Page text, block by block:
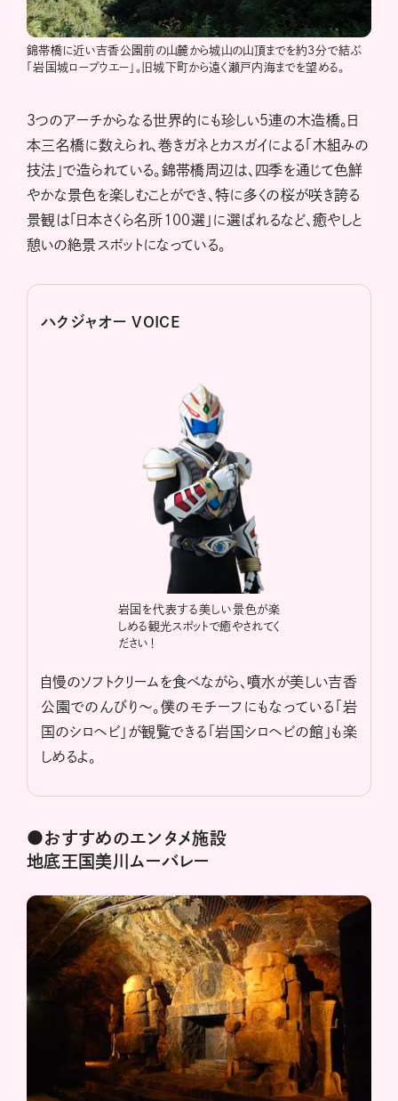
錦帯橋に近い吉香公園前の山麓から城山の山頂までを約3分で結ぶ
「岩国城ロープウエー」。旧城下町から遠く瀬戸内海までを望める。
3つのアーチからなる世界的にも珍しい5連の木造橋。日
本三名橋に数えられ、巻きガネとカスガイによる「木組みの
技法」で造られている。錦帯橋周辺は、四季を通じて色鮮
やかな景色を楽しむことができ、特に多くの桜が咲き誇る
景観は「日本さくら名所100選」に選ばれるなど、癒やしと
憩いの絶景スポットになっている。
ハクジャオー VOICE
岩国を代表する美しい景色が楽
しめる観光スポットで癒やされてく
ださい！
自慢のソフトクリームを食べながら、噴水が美しい吉香
公園でのんびり～。僕のモチーフにもなっている「岩
国のシロヘビ」が観覧できる「岩国シロヘビの館」も楽
しめるよ。
●おすすめのエンタメ施設
地底王国美川ムーバレー